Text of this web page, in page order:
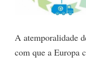
A atemporalidade
com que a Europa